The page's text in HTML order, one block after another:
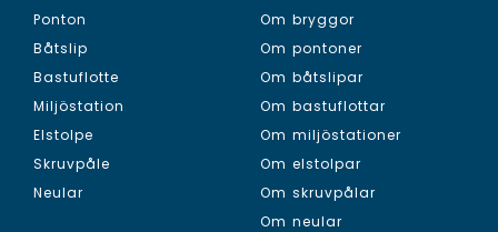
Ponton
Båtslip
Bastuflotte
Miljöstation
Elstolpe
Skruvpåle
Neular
Om bryggor
Om pontoner
Om båtslipar
Om bastuflottar
Om miljöstationer
Om elstolpar
Om skruvpålar
Om neular